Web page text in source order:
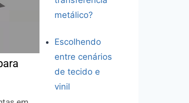
metálico?
Escolhendo
entre cenários
de tecido e
vinil